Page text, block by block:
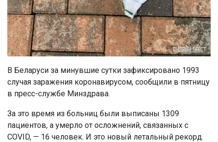
В Беларуси за минувшие сутки зафиксировано 1993
случая заражения коронавирусом, сообщили в пятницу
в пресс-службе Минздрава.
За это время из больниц были выписаны 1309
пациентов, а умерло от осложнений, связанных с
COVID, — 16 человек. И это новый летальный рекорд.